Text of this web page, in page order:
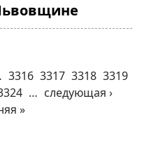
3316 3317 3318 3319
… следующая ›
»